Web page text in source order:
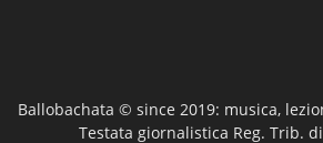
Ballobachata © since 2019: musica,
Testata giornalistica Reg. Trib.